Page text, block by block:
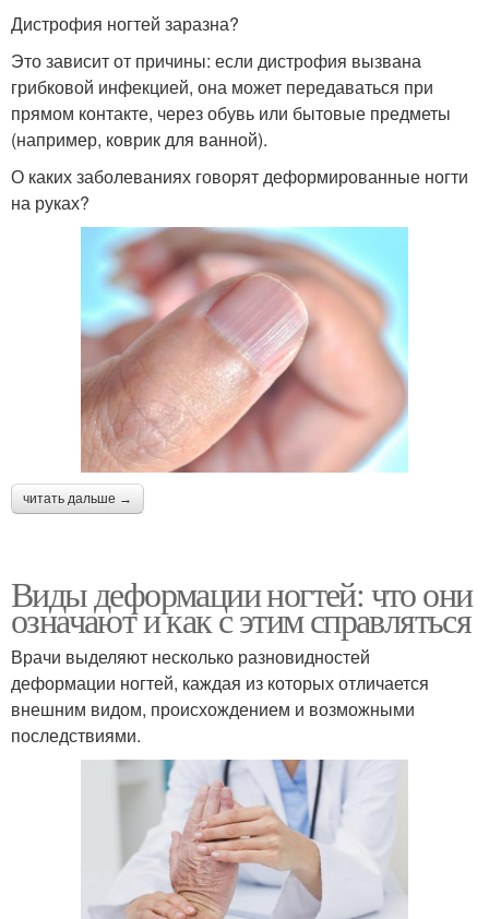
Дистрофия ногтей заразна?
Это зависит от причины: если дистрофия вызвана
грибковой инфекцией, она может передаваться при
прямом контакте, через обувь или бытовые предметы
(например, коврик для ванной).
О каких заболеваниях говорят деформированные ногти
на руках?
читать дальше →
Виды деформации ногтей: что они
означают и как с этим справляться
Врачи выделяют несколько разновидностей
деформации ногтей, каждая из которых отличается
внешним видом, происхождением и возможными
последствиями.